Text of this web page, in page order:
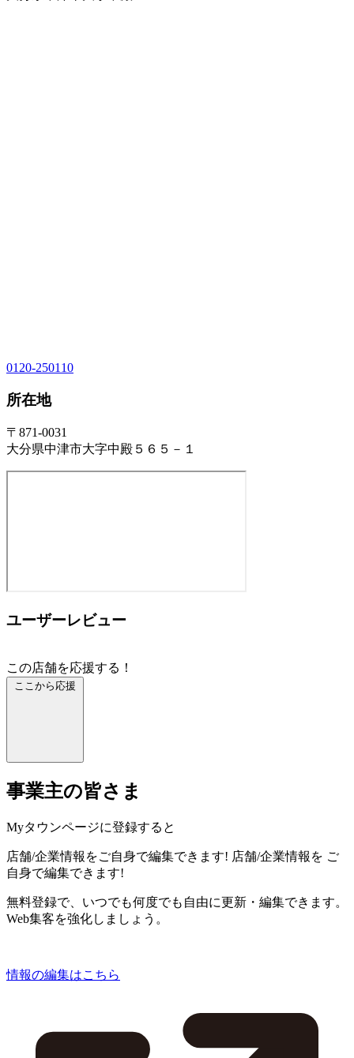
0120-250110
所在地
〒871-0031
大分県中津市大字中殿５６５－１
ユーザーレビュー
この店舗を応援する！
ここから応援
事業主の皆さま
Myタウンページに登録すると
店舗/企業情報をご自身で編集できます! 店舗/企業情報を ご
自身で編集できます!
無料登録で、いつでも何度でも自由に更新・編集できます。
Web集客を強化しましょう。
情報の編集はこちら